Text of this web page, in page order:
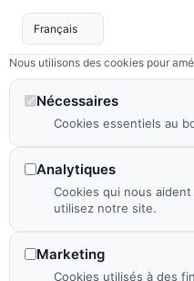
Assurance
FAQ
Contact
Page utile
Politique de
Flux RSS
Nous utilisons des cookies pour
Nécessaires
Cookies essentiels au
Analytiques
Cookies qui nous
utilisez notre site.
Marketing
Cookies utilisés à des